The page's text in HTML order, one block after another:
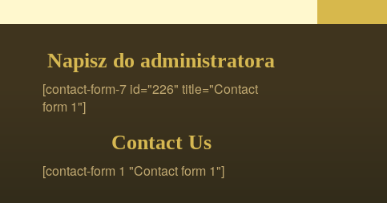
Napisz do administratora
[contact-form-7 id="226" title="Contact
form 1"]
Contact Us
[contact-form 1 "Contact form 1"]